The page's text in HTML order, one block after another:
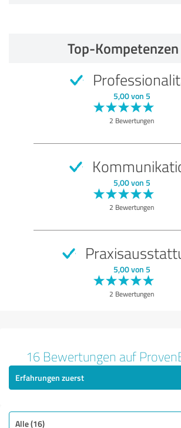
Empfehlung
Top-Kompetenzen
5,00 von 5
2 Bewertungen
5,00 von 5
2 Bewertungen
5,00 von 5
2 Bewertungen
16 Bewertungen auf
Erfahrungen zuerst
Alle (16)